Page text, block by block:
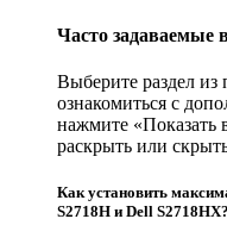
Часто задаваемые
Выберите раздел
ознакомиться с
нажмите «Показать
раскрыть или
Как установить
S2718H и Dell S2718HX?